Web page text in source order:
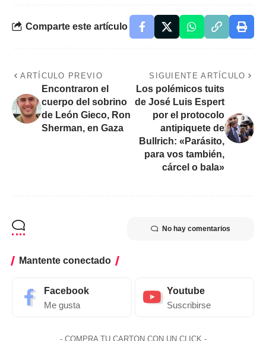
Comparte este artículo
ARTÍCULO PREVIO
Encontraron el
cuerpo del sobrino
de León Gieco, Ron
Sherman, en Gaza
SIGUIENTE ARTÍCULO
Los polémicos tuits
de José Luis Espert
por el protocolo
antipiquete de
Bullrich: «Parásito,
para vos también,
cárcel o bala»
No hay comentarios
Mantente conectado
Facebook
Me gusta
Youtube
Suscribirse
- COMPRA TU CARTON CON UN CLICK -